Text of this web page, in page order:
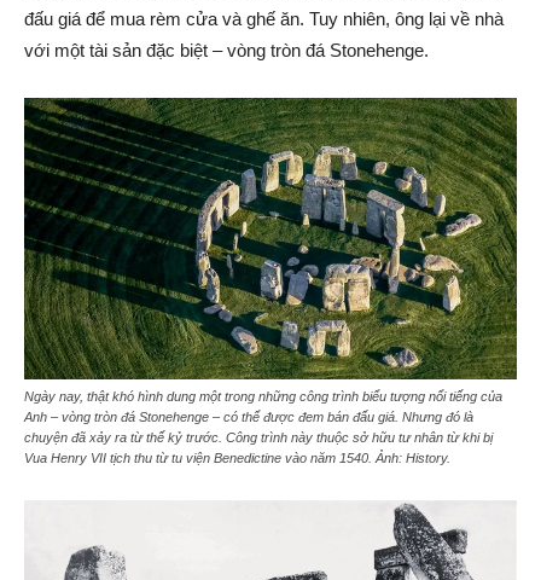
đấu giá để mua rèm cửa và ghế ăn. Tuy nhiên, ông lại về nhà
với một tài sản đặc biệt – vòng tròn đá Stonehenge.
Ngày nay, thật khó hình dung một trong những công trình biểu tượng nổi tiếng của
Anh – vòng tròn đá Stonehenge – có thể được đem bán đấu giá. Nhưng đó là
chuyện đã xảy ra từ thế kỷ trước. Công trình này thuộc sở hữu tư nhân từ khi bị
Vua Henry VII tịch thu từ tu viện Benedictine vào năm 1540. Ảnh: History.